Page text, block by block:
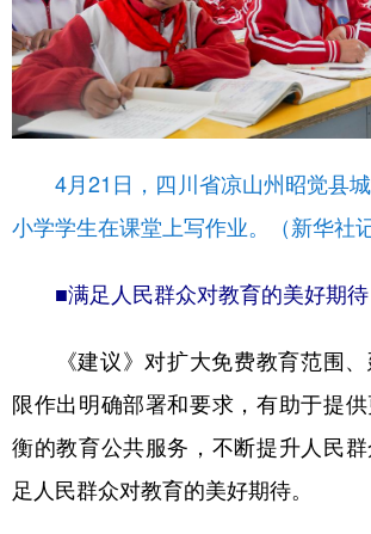
4月21日，四川省凉山州昭觉县
小学学生在课堂上写作业。（新华社
■满足人民群众对教育的美好期待
《建议》对扩大免费教育范围、
限作出明确部署和要求，有助于提
衡的教育公共服务，不断提升人民
足人民群众对教育的美好期待。